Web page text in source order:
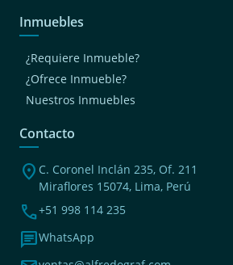
Inmuebles
¿Requiere Inmueble?
¿Ofrece Inmueble?
Nuestros Inmuebles
Contacto
location_on C. Coronel Inclán 235, Of. 211
Miraflores 15074, Lima, Perú
phone+51 998 114 235
chatWhatsApp